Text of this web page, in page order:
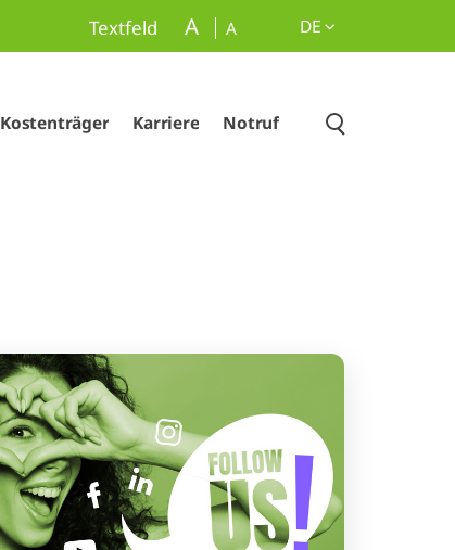
Textfeld A A DE
Kostenträger Karriere Notruf